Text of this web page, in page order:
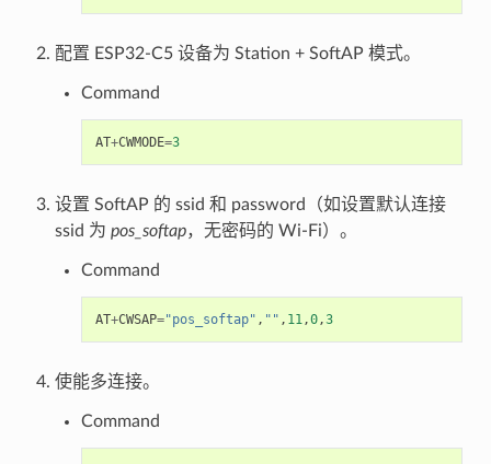
配置 ESP32-C5 设备为 Station + SoftAP 模式。
Command
AT+CWMODE=3
设置 SoftAP 的 ssid 和 password（如设置默认连接
ssid 为 pos_softap，无密码的 Wi-Fi）。
Command
AT+CWSAP="pos_softap" , "" , 11,0,3
使能多连接。
Command